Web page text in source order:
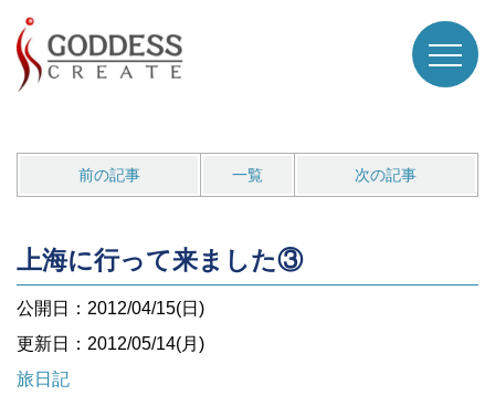
前の記事 一覧 次の記事
上海に行って来ました③
公開日：2012/04/15(日)
更新日：2012/05/14(月)
旅日記